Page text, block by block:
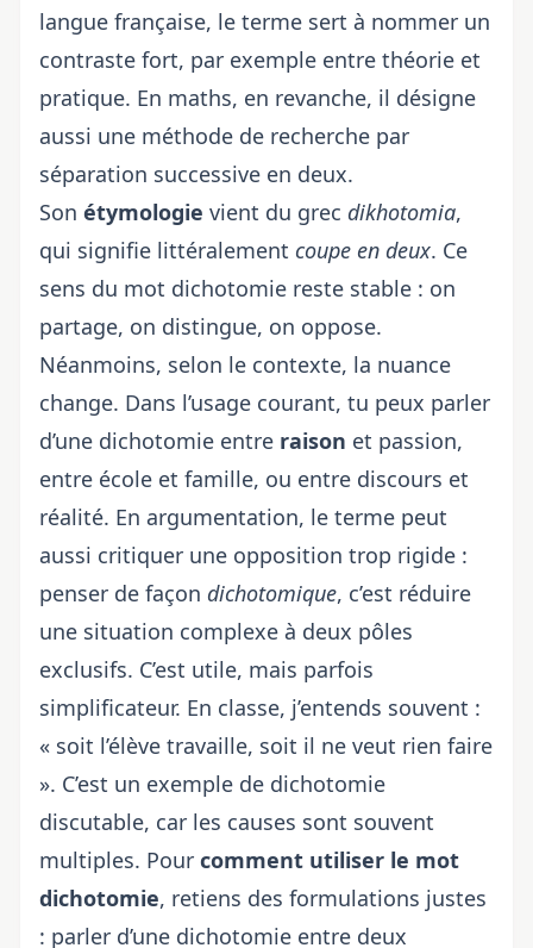
langue française, le terme sert à nommer un
contraste fort, par exemple entre théorie et
pratique. En maths, en revanche, il désigne
aussi une méthode de recherche par
séparation successive en deux.
Son étymologie vient du grec dikhotomia,
qui signifie littéralement coupe en deux. Ce
sens du mot dichotomie reste stable : on
partage, on distingue, on oppose.
Néanmoins, selon le contexte, la nuance
change. Dans l’usage courant, tu peux parler
d’une dichotomie entre raison et passion,
entre école et famille, ou entre discours et
réalité. En argumentation, le terme peut
aussi critiquer une opposition trop rigide :
penser de façon dichotomique, c’est réduire
une situation complexe à deux pôles
exclusifs. C’est utile, mais parfois
simplificateur. En classe, j’entends souvent :
« soit l’élève travaille, soit il ne veut rien faire
». C’est un exemple de dichotomie
discutable, car les causes sont souvent
multiples. Pour comment utiliser le mot
dichotomie, retiens des formulations justes
: parler d’une dichotomie entre deux